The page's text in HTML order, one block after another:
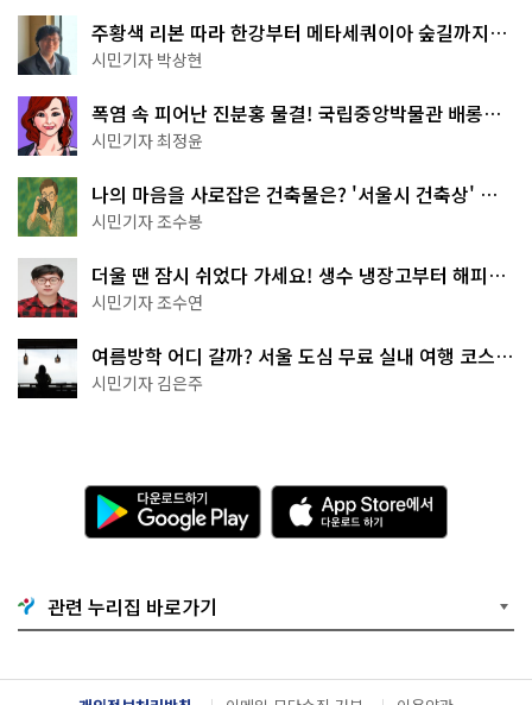
주황색 리본 따라 한강부터 메타세쿼이아 숲길까지…
서울둘레길 15코스
시민기자 박상현
폭염 속 피어난 진분홍 물결! 국립중앙박물관 배롱나
무 명소
시민기자 최정윤
나의 마음을 사로잡은 건축물은? '서울시 건축상' 수
상작 공개!
시민기자 조수봉
더울 땐 잠시 쉬었다 가세요! 생수 냉장고부터 해피소
·무더위쉼터까지
시민기자 조수연
여름방학 어디 갈까? 서울 도심 무료 실내 여행 코스
추천
시민기자 김은주
다
운
로
기
G
o
g
l
A
p
p
e
서
다
관련 누리집 바로가기